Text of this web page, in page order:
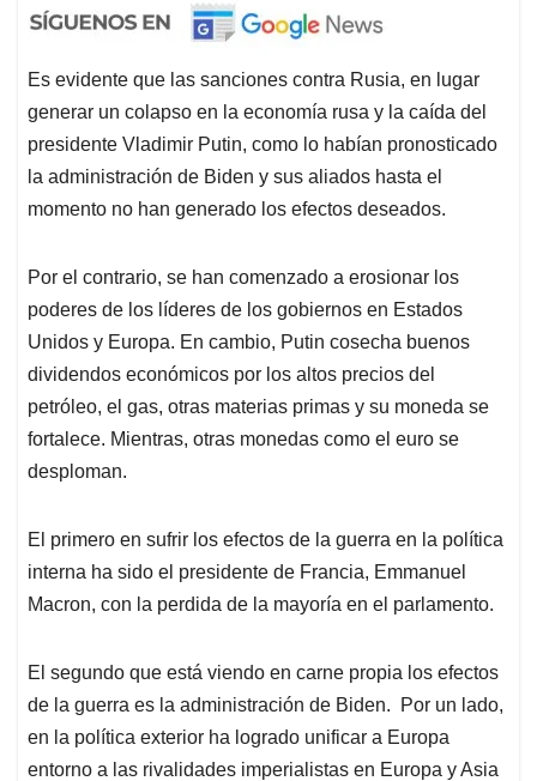
Es evidente que las sanciones contra Rusia, en lugar
generar un colapso en la economía rusa y la caída del
presidente Vladimir Putin, como lo habían pronosticado
la administración de Biden y sus aliados hasta el
momento no han generado los efectos deseados.
Por el contrario, se han comenzado a erosionar los
poderes de los líderes de los gobiernos en Estados
Unidos y Europa. En cambio, Putin cosecha buenos
dividendos económicos por los altos precios del
petróleo, el gas, otras materias primas y su moneda se
fortalece. Mientras, otras monedas como el euro se
desploman.
El primero en sufrir los efectos de la guerra en la política
interna ha sido el presidente de Francia, Emmanuel
Macron, con la perdida de la mayoría en el parlamento.
El segundo que está viendo en carne propia los efectos
de la guerra es la administración de Biden. Por un lado,
en la política exterior ha logrado unificar a Europa
entorno a las rivalidades imperialistas en Europa y Asia